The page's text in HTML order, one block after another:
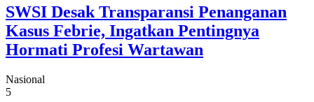
SWSI Desak Transparansi Penanganan
Kasus Febrie, Ingatkan Pentingnya
Hormati Profesi Wartawan
Nasional
5